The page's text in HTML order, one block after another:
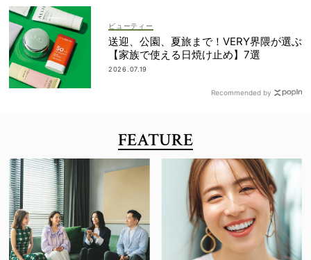
ビューティー
送迎、公園、夏旅まで！VERY界隈が選ぶ
【家族で使える日焼け止め】7選
2026.07.19
Recommended by
FEATURE